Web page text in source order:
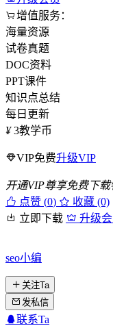
增值服务：
海量资源
试卷真题
DOC资料
PPT课件
知识点总结
每日更新
¥ 3教学币
VIP免费升级VIP
开通VIP尊享免费下载
点赞 (0)
收藏 (0)
立即下载
升级
seo小编
关注Ta
发私信
联系Ta